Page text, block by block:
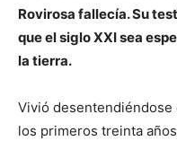
Rovirosa fallecía. Su
que el siglo XXI sea
la tierra.
Vivió desentendiéndose
los primeros treinta